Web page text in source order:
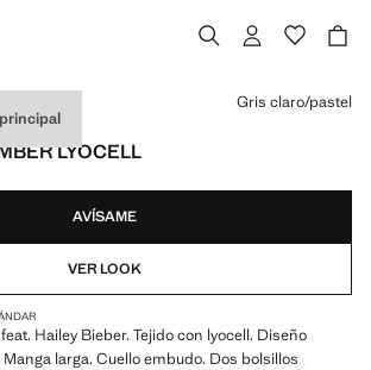
BIEBER
LYOCELL
]
Gris claro/pastel
AVÍSAME
VER LOOK
Hailey Bieber. Tejido con lyocell. Diseño
larga. Cuello embudo. Dos bolsillos